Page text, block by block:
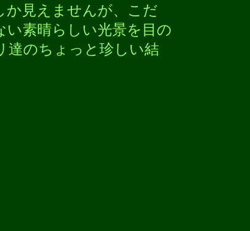
か見えませんが、こだ
素晴らしい光景を目の
達のちょっと珍しい結